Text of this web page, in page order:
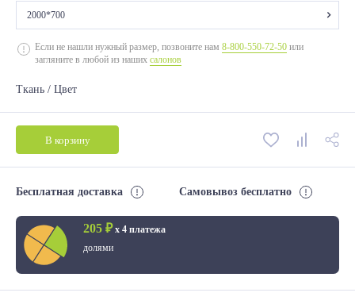
2000*700
2000*700
2000*900
2000*1400
2000*1800
Если не нашли нужный размер, позвоните нам 8-800-550-72-50 или
загляните в любой из наших салонов
Ткань / Цвет
В корзину
Бесплатная доставка Самовывоз бесплатно
205 ₽х 4 платежа
долями